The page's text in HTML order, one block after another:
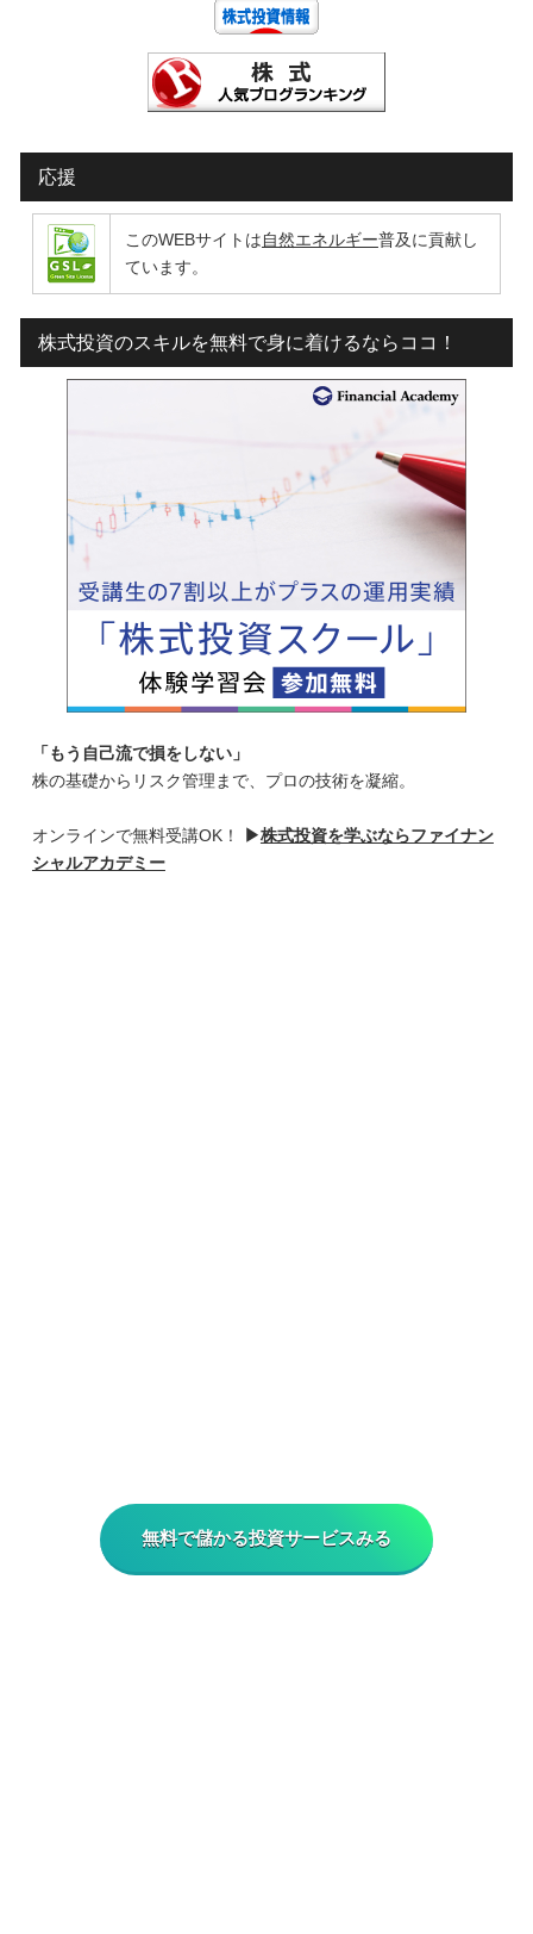
応援
このWEBサイトは 自然エネルギー普及に貢献し
ています。
株式投資のスキルを無料で身に着けるならココ！
「もう自己流で損をしない」
株の基礎からリスク管理まで、プロの技術を凝縮。
オンラインで無料受講OK！ ▶株式投資を学ぶならファイナン
シャルアカデミー
無料で儲かる投資サービスみる